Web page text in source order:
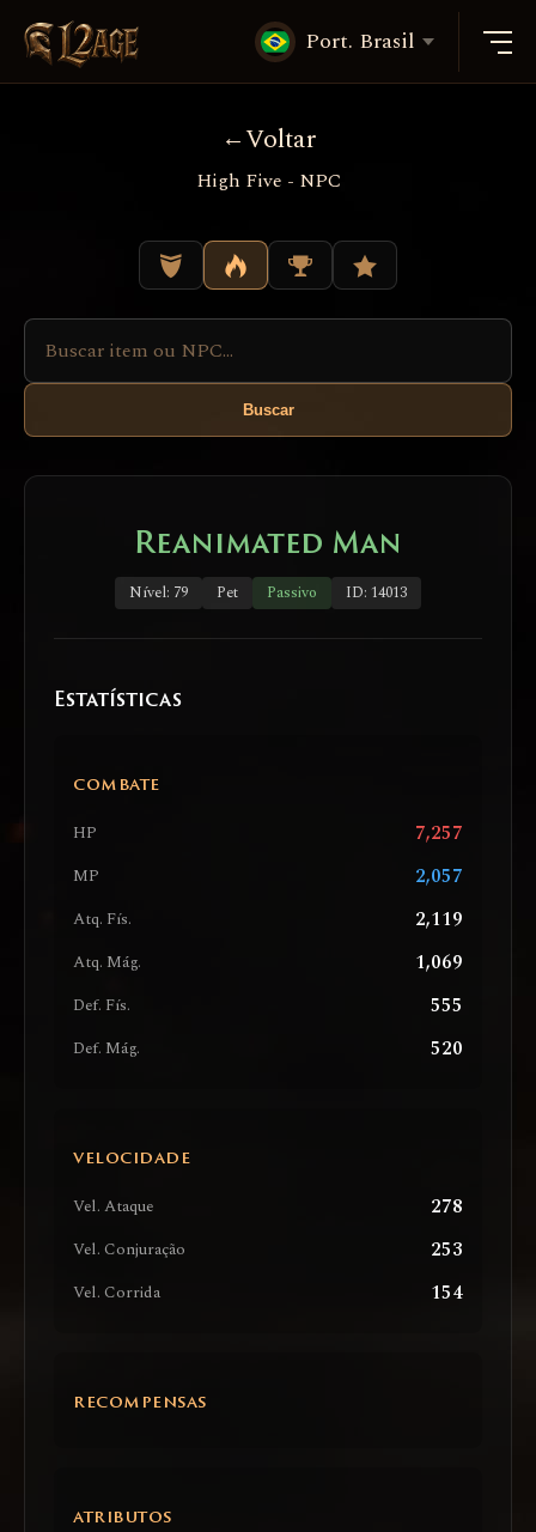
Port. Brasil
Voltar
High Five - NPC
Buscar
Reanimated Man
Nível: 79 Pet Passivo ID: 14013
Estatísticas
COMBATE
HP 7,257
MP 2,057
Atq. Fís. 2,119
Atq. Mág. 1,069
Def. Fís. 555
Def. Mág. 520
VELOCIDADE
Vel. Ataque 278
Vel. Conjuração 253
Vel. Corrida 154
RECOMPENSAS
ATRIBUTOS